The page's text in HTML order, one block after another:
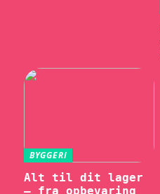
BYGGERI
Alt til dit lager
– fra opbevaring